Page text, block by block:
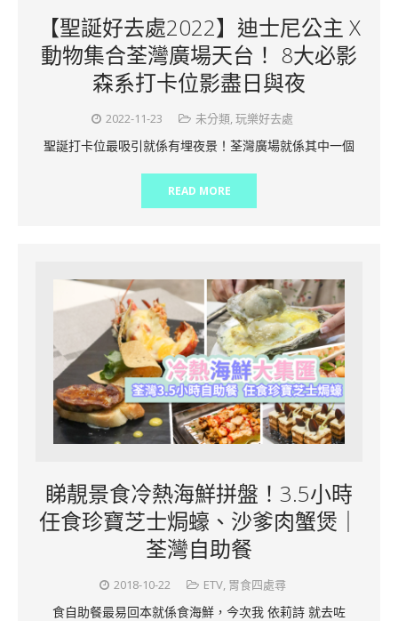
【聖誕好去處2022】迪士尼公主 X
動物集合荃灣廣場天台！ 8大必影
森系打卡位影盡日與夜
2022-11-23 未分類,玩樂好去處
聖誕打卡位最吸引就係有埋夜景！荃灣廣場就係其中一個
READ MORE
睇靚景食冷熱海鮮拼盤！3.5小時
任食珍寶芝士焗蠔、沙爹肉蟹煲｜
荃灣自助餐
2018-10-22 ETV, 胃食四處尋
食自助餐最易回本就係食海鮮，今次我 依莉詩 就去咗